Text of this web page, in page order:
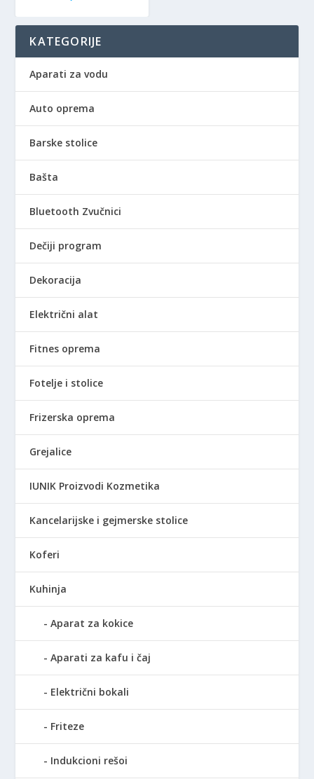
KATEGORIJE
Aparati za vodu
Auto oprema
Barske stolice
Bašta
Bluetooth Zvučnici
Dečiji program
Dekoracija
Električni alat
Fitnes oprema
Fotelje i stolice
Frizerska oprema
Grejalice
IUNIK Proizvodi Kozmetika
Kancelarijske i gejmerske stolice
Koferi
Kuhinja
Aparat za kokice
Aparati za kafu i čaj
Električni bokali
Friteze
Indukcioni rešoi